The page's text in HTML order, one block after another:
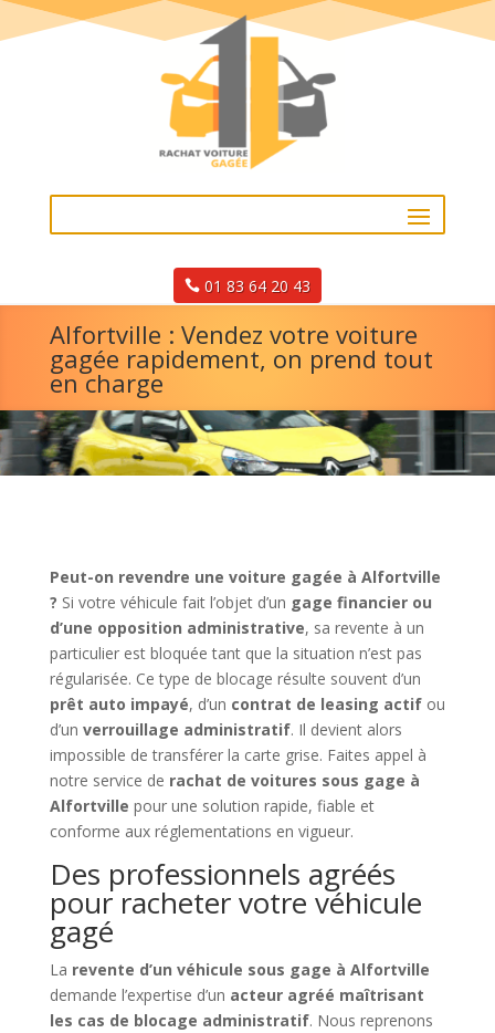
01 83 64 20 43
Alfortville : Vendez votre voiture
gagée rapidement, on prend tout
en charge
Peut-on revendre une voiture gagée à Alfortville
? Si votre véhicule fait l’objet d’un gage financier ou
d’une opposition administrative, sa revente à un
particulier est bloquée tant que la situation n’est pas
régularisée. Ce type de blocage résulte souvent d’un
prêt auto impayé, d’un contrat de leasing actifou
d’un verrouillage administratif. Il devient alors
impossible de transférer la carte grise. Faites appel à
notre service de rachat de voitures sous gage à
Alfortville pour une solution rapide, fiable et
conforme aux réglementations en vigueur.
Des professionnels agréés
pour racheter votre véhicule
gagé
La revente d’un véhicule sous gage à Alfortville
demande l’expertise d’un acteur agréé maîtrisant
les cas de blocage administratif. Nous reprenons